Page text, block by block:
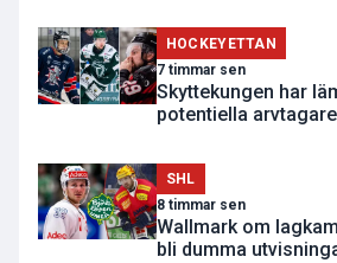
HOCKEYETTAN
7 timmar sen
Skyttekungen har
potentiella arvtagare
SHL
8 timmar sen
Wallmark om
bli dumma